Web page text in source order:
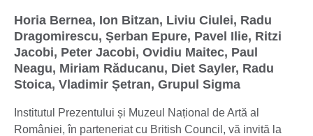
Horia Bernea, Ion Bitzan, Liviu Ciulei, Radu
Dragomirescu, Șerban Epure, Pavel Ilie, Ritzi
Jacobi, Peter Jacobi, Ovidiu Maitec, Paul
Neagu, Miriam Răducanu, Diet Sayler, Radu
Stoica, Vladimir Șetran, Grupul Sigma
Institutul Prezentului și Muzeul Național de Artă al
României, în parteneriat cu British Council, vă invită la